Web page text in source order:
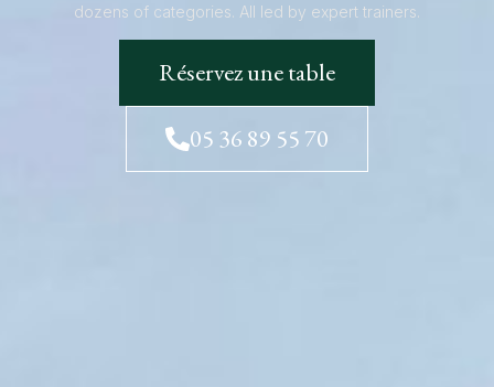
dozens of categories. All led by expert trainers.
Réservez une table
05 36 89 55 70